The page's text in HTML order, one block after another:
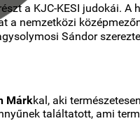
a KJC-KESI judokái. A
a nemzetközi
Sándor
Márkkal, aki
találtatott, ami